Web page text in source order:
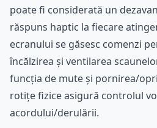
poate fi considerată un
răspuns haptic la fiecare
ecranului se găsesc comenzi
încălzirea și ventilarea
funcția de mute și pornirea/
rotițe fizice asigură controlul
acordului/derulării.